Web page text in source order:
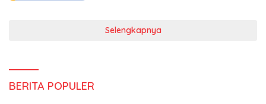
Selengkapnya
BERITA POPULER